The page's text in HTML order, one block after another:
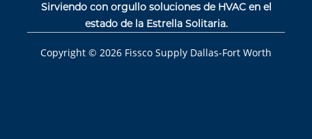
Sirviendo con orgullo soluciones de HVAC en el
estado de la Estrella Solitaria.
Copyright © 2026 Fissco Supply Dallas-Fort Worth